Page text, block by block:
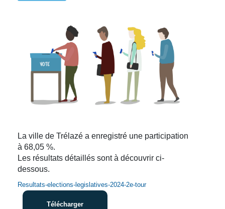
La ville de Trélazé a enregistré une participation
à 68,05 %.
Les résultats détaillés sont à découvrir ci-
dessous.
Resultats-elections-legislatives-2024-2e-tour
Télécharger